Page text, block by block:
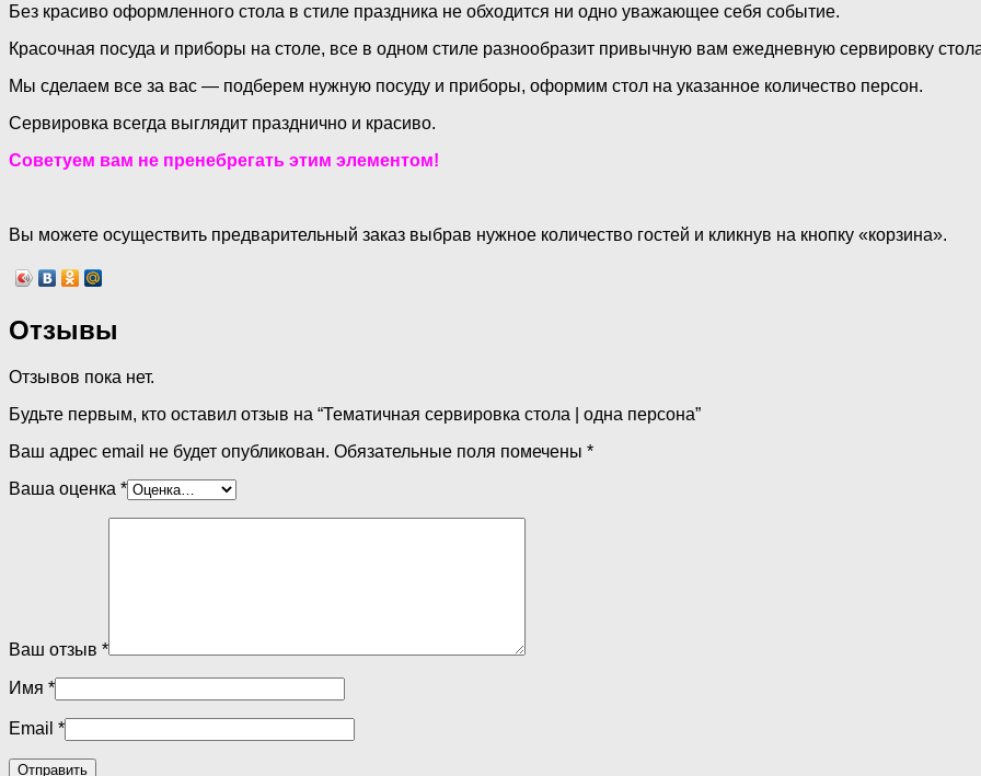
Без красиво оформленного стола в стиле праздника не обходится ни одно уважающее себя событие.
Красочная посуда и приборы на столе, все в одном стиле разнообразит привычную вам ежедневную сервировку
Мы сделаем все за вас — подберем нужную посуду и приборы, оформим стол на указанное количество персон.
Сервировка всегда выглядит празднично и красиво.
Советуем вам не пренебрегать этим элементом!
Вы можете осуществить предварительный заказ выбрав нужное количество гостей и кликнув на кнопку «корзина».
Отзывы
Отзывов пока нет.
Будьте первым, кто оставил отзыв на “Тематичная сервировка стола | одна персона”
Ваш адрес email не будет опубликован. Обязательные поля помечены *
Ваша оценка *
Ваш отзыв *
Имя *
Email *